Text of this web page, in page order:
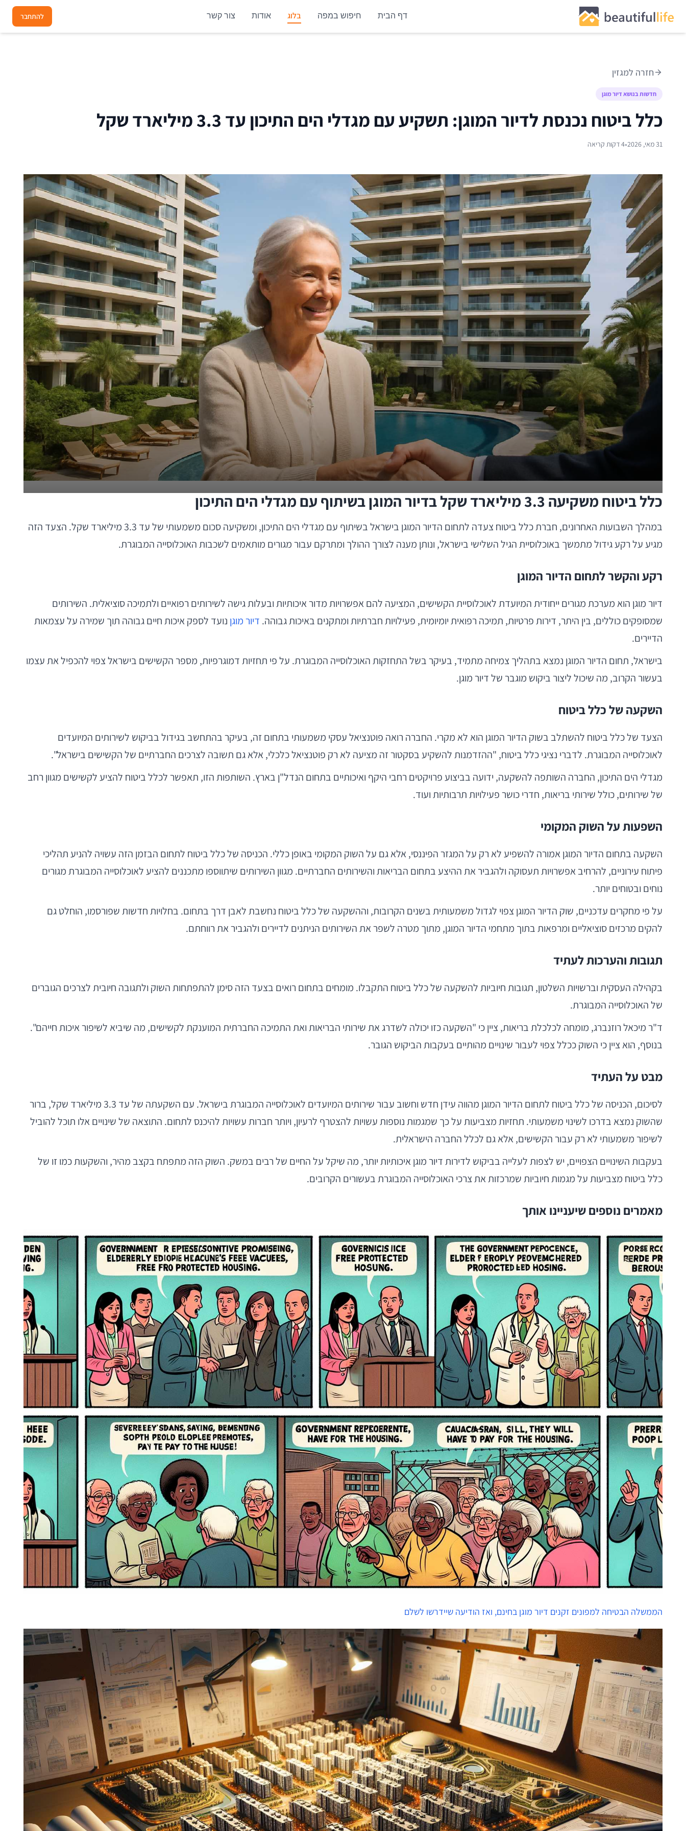
דף הבית חיפוש במפה בלוג אודות צור קשר להתחבר
חזרה למגזין
חדשות בנושא דיור מוגן
כלל ביטוח נכנסת לדיור המוגן: תשקיע עם מגדלי הים התיכון עד 3.3 מיליארד שקל
31 מאי, 2026 •4 דקות קריאה
כלל ביטוח משקיעה 3.3 מיליארד שקל בדיור המוגן בשיתוף עם מגדלי הים התיכון
במהלך השבועות האחרונים, חברת כלל ביטוח צעדה לתחום הדיור המוגן בישראל בשיתוף עם מגדלי הים התיכון, ומשקיעה סכום משמעותי של עד 3.3 מיליארד שקל. הצעד הזה
מגיע על רקע גידול מתמשך באוכלוסיית הגיל השלישי בישראל, ונותן מענה לצורך ההולך ומתרקם עבור מגורים מותאמים לשכבות האוכלוסייה המבוגרת.
רקע והקשר לתחום הדיור המוגן
דיור מוגן הוא מערכת מגורים ייחודית המיועדת לאוכלוסיית הקשישים, המציעה להם אפשרויות מדור איכותיות ובעלות גישה לשירותים רפואיים ולתמיכה סוציאלית. השירותים
שמסופקים כוללים, בין היתר, דירות פרטיות, תמיכה רפואית יומיומית, פעילויות חברתיות ומתקנים באיכות גבוהה. דיור מוגן נועד לספק איכות חיים גבוהה תוך שמירה על עצמאות
הדיירים.
בישראל, תחום הדיור המוגן נמצא בתהליך צמיחה מתמיד, בעיקר בשל התחזקות האוכלוסייה המבוגרת. על פי תחזיות דמוגרפיות, מספר הקשישים בישראל צפוי להכפיל את עצמו
בעשור הקרוב, מה שיכול ליצור ביקוש מוגבר של דיור מוגן.
השקעה של כלל ביטוח
הצעד של כלל ביטוח להשתלב בשוק הדיור המוגן הוא לא מקרי. החברה רואה פוטנציאל עסקי משמעותי בתחום זה, בעיקר בהתחשב בגידול בביקוש לשירותים המיועדים
לאוכלוסייה המבוגרת. לדברי נציגי כלל ביטוח, "ההזדמנות להשקיע בסקטור זה מציעה לא רק פוטנציאל כלכלי, אלא גם תשובה לצרכים החברתיים של הקשישים בישראל".
מגדלי הים התיכון, החברה השותפה להשקעה, ידועה בביצוע פרויקטים רחבי היקף ואיכותיים בתחום הנדל"ן בארץ. השותפות הזו, תאפשר לכלל ביטוח להציע לקשישים מגוון רחב
של שירותים, כולל שירותי בריאות, חדרי כושר פעילויות תרבותיות ועוד.
השפעות על השוק המקומי
השקעה בתחום הדיור המוגן אמורה להשפיע לא רק על המגזר הפיננסי, אלא גם על השוק המקומי באופן כללי. הכניסה של כלל ביטוח לתחום הבזמן הזה עשויה להניע תהליכי
פיתוח עירוניים, להרחיב אפשרויות תעסוקה ולהגביר את ההיצע בתחום הבריאות והשירותים החברתיים. מגוון השירותים שיתווספו מתכננים להציע לאוכלוסייה המבוגרת מגורים
נוחים ובטוחים יותר.
על פי מחקרים עדכניים, שוק הדיור המוגן צפוי לגדול משמעותית בשנים הקרובות, וההשקעה של כלל ביטוח נחשבת לאבן דרך בתחום. בחלויות חדשות שפורסמו, הוחלט גם
להקים מרכזים סוציאליים ומרפאות בתוך מתחמי הדיור המוגן, מתוך מטרה לשפר את השירותים הניתנים לדיירים ולהגביר את רווחתם.
תגובות והערכות לעתיד
בקהילה העסקית וברשויות השלטון, תגובות חיוביות להשקעה של כלל ביטוח התקבלו. מומחים בתחום רואים בצעד הזה סימן להתפתחות השוק ולתגובה חיובית לצרכים הגוברים
של האוכלוסייה המבוגרת.
ד"ר מיכאל רוזנברג, מומחה לכלכלת בריאות, ציין כי "השקעה כזו יכולה לשדרג את שירותי הבריאות ואת התמיכה החברתית המוענקת לקשישים, מה שיביא לשיפור איכות חייהם".
בנוסף, הוא ציין כי השוק ככלל צפוי לעבור שינויים מהותיים בעקבות הביקוש הגובר.
מבט על העתיד
לסיכום, הכניסה של כלל ביטוח לתחום הדיור המוגן מהווה עידן חדש וחשוב עבור שירותים המיועדים לאוכלוסייה המבוגרת בישראל. עם השקעתה של עד 3.3 מיליארד שקל, ברור
שהשוק נמצא בדרכו לשינוי משמעותי. תחזיות מצביעות על כך שמגמות נוספות עשויות להצטרף לרעיון, ויותר חברות עשויות להיכנס לתחום. התוצאה של שינויים אלו תוכל להוביל
לשיפור משמעותי לא רק עבור הקשישים, אלא גם לכלל החברה הישראלית.
בעקבות השינויים הצפויים, יש לצפות לעלייה בביקוש לדירות דיור מוגן איכותיות יותר, מה שיקל על החיים של רבים במשק. השוק הזה מתפתח בקצב מהיר, והשקעות כמו זו של
כלל ביטוח מצביעות על מגמות חיוביות שמרכזות את צרכי האוכלוסייה המבוגרת בעשורים הקרובים.
מאמרים נוספים שיעניינו אותך
הממשלה הבטיחה למפונים זקנים דיור מוגן בחינם, ואז הודיעה שיידרשו לשלם